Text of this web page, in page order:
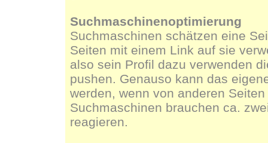
Suchmaschinenoptimierung
Suchmaschinen schätzen eine
Seiten mit einem Link auf sie
also sein Profil dazu verwenden
pushen. Genauso kann das
werden, wenn von anderen
Suchmaschinen brauchen ca.
reagieren.